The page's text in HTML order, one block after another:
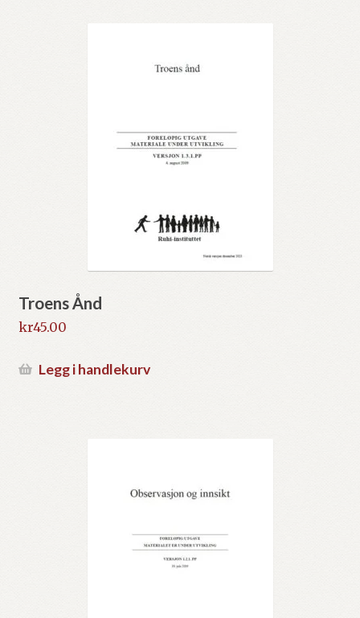
Troens Ånd
kr45.00
Legg i handlekurv